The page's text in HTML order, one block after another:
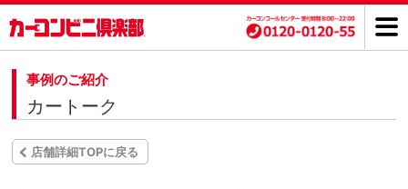
事例のご紹介
カートーク
店舗詳細TOPに戻る